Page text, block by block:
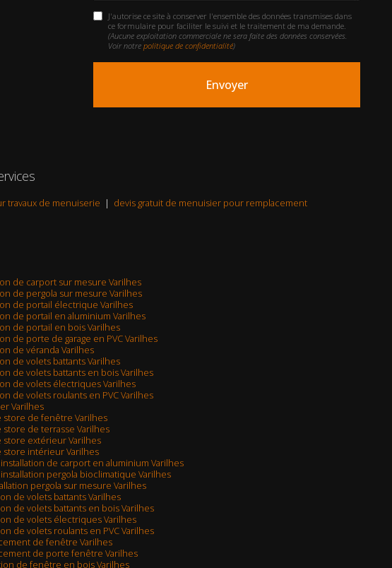
J'autorise ce site à conserver l'ensemble des données transmises dans
ce formulaire pour faciliter le suivi et le traitement de ma demande.
(Aucune exploitation commerciale ne sera faite des données conservées.
Voir notre politique de confidentialité)
travaux de menuiserie | devis gratuit de menuisier pour remplacement
de carport sur mesure Varilhes
de pergola sur mesure Varilhes
de portail électrique Varilhes
de portail en aluminium Varilhes
de portail en bois Varilhes
de porte de garage en PVC Varilhes
de véranda Varilhes
de volets battants Varilhes
de volets battants en bois Varilhes
de volets électriques Varilhes
de volets roulants en PVC Varilhes
Varilhes
store de fenêtre Varilhes
store de terrasse Varilhes
store extérieur Varilhes
store intérieur Varilhes
de carport en aluminium Varilhes
pergola bioclimatique Varilhes
pergola sur mesure Varilhes
de volets battants Varilhes
de volets battants en bois Varilhes
de volets électriques Varilhes
de volets roulants en PVC Varilhes
de fenêtre Varilhes
de porte fenêtre Varilhes
de fenêtre en bois Varilhes